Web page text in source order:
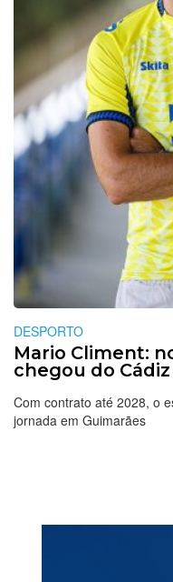
DESPORTO
Mario Climent:
chegou do
Com contrato até 2028, o
jornada em Guimarães